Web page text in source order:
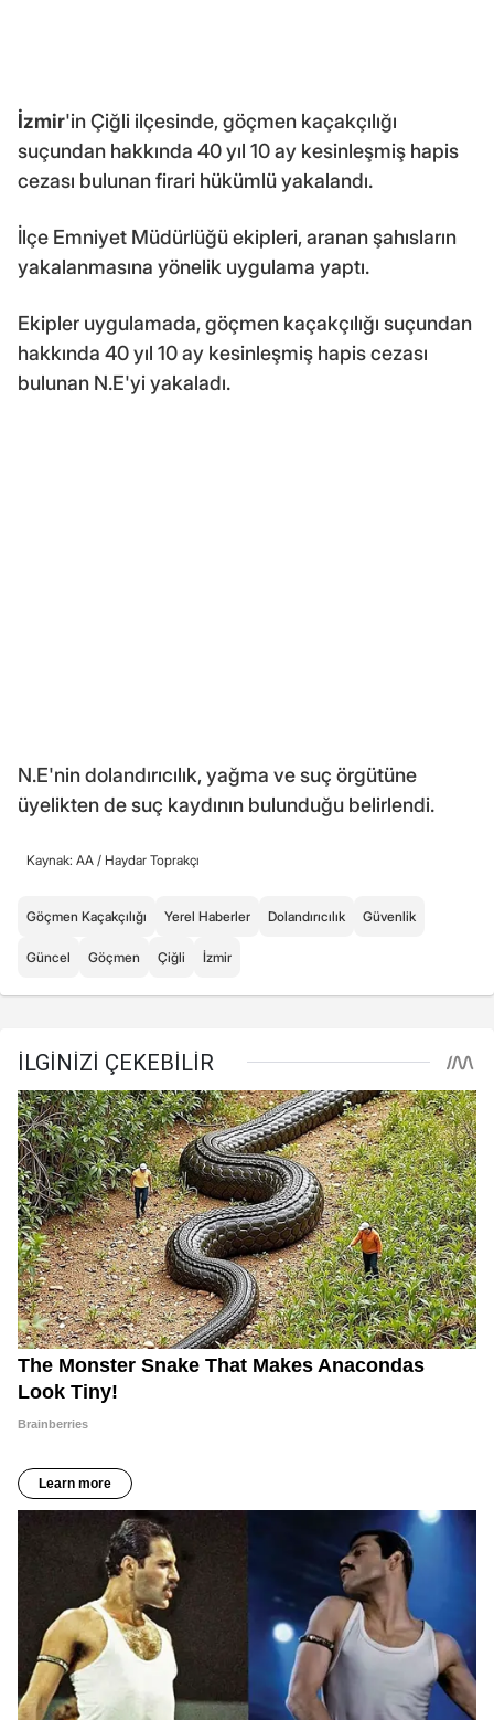
İzmir'in Çiğli ilçesinde, göçmen kaçakçılığı
suçundan hakkında 40 yıl 10 ay kesinleşmiş hapis
cezası bulunan firari hükümlü yakalandı.
İlçe Emniyet Müdürlüğü ekipleri, aranan şahısların
yakalanmasına yönelik uygulama yaptı.
Ekipler uygulamada, göçmen kaçakçılığı suçundan
hakkında 40 yıl 10 ay kesinleşmiş hapis cezası
bulunan N.E'yi yakaladı.
N.E'nin dolandırıcılık, yağma ve suç örgütüne
üyelikten de suç kaydının bulunduğu belirlendi.
Kaynak: AA / Haydar Toprakçı
Göçmen Kaçakçılığı Yerel Haberler Dolandırıcılık Güvenlik
Güncel Göçmen Çiğli İzmir